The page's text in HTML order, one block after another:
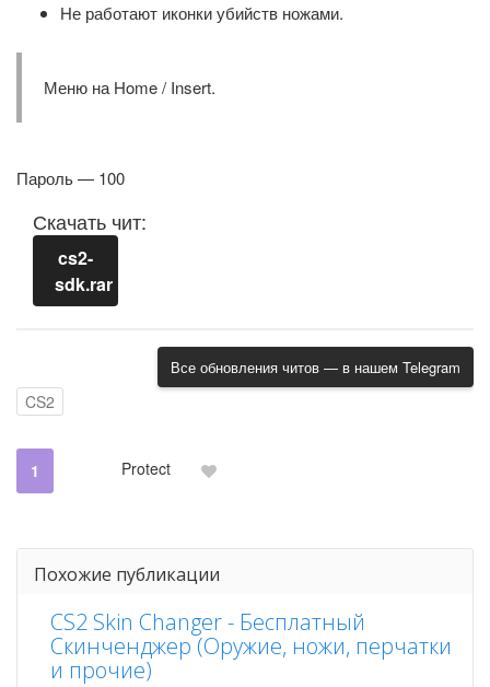
Не работают иконки убийств ножами.
Меню на Home / Insert.
Пароль — 100
Скачать чит:
cs2-
sdk.rar
Все обновления читов — в нашем Telegram
CS2
1 Protect
Похожие публикации
CS2 Skin Changer - Бесплатный
Скинченджер (Оружие, ножи, перчатки
и прочие)